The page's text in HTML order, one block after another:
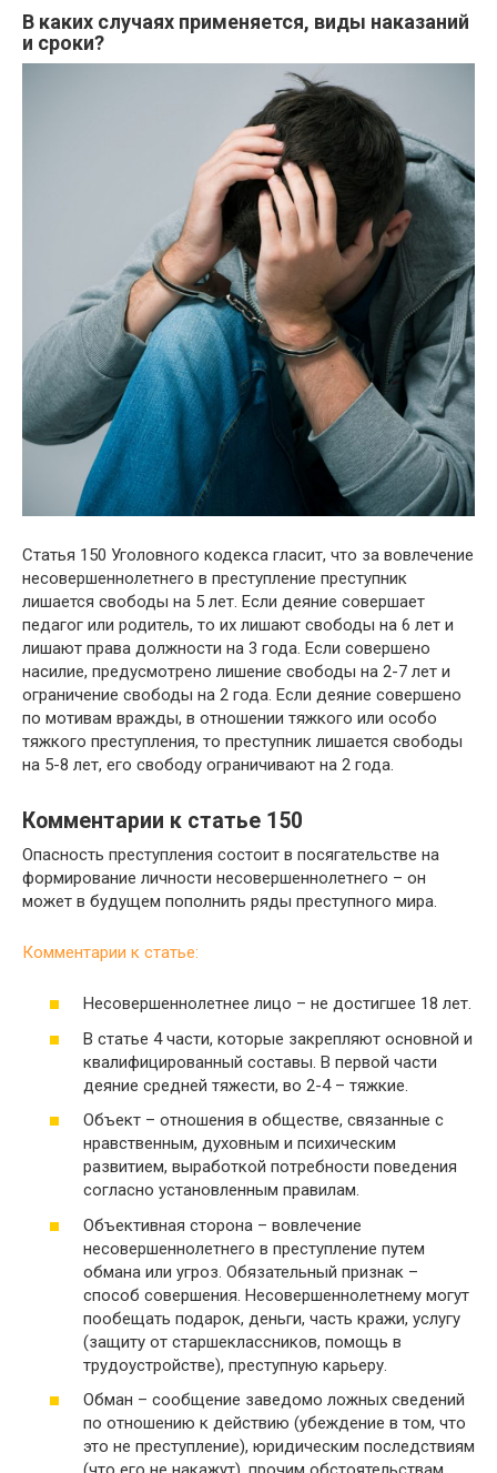
В каких случаях применяется, виды наказаний
и сроки?
Статья 150 Уголовного кодекса гласит, что за вовлечение
несовершеннолетнего в преступление преступник
лишается свободы на 5 лет. Если деяние совершает
педагог или родитель, то их лишают свободы на 6 лет и
лишают права должности на 3 года. Если совершено
насилие, предусмотрено лишение свободы на 2-7 лет и
ограничение свободы на 2 года. Если деяние совершено
по мотивам вражды, в отношении тяжкого или особо
тяжкого преступления, то преступник лишается свободы
на 5-8 лет, его свободу ограничивают на 2 года.
Комментарии к статье 150
Опасность преступления состоит в посягательстве на
формирование личности несовершеннолетнего – он
может в будущем пополнить ряды преступного мира.
Комментарии к статье:
Несовершеннолетнее лицо – не достигшее 18 лет.
В статье 4 части, которые закрепляют основной и
квалифицированный составы. В первой части
деяние средней тяжести, во 2-4 – тяжкие.
Объект – отношения в обществе, связанные с
нравственным, духовным и психическим
развитием, выработкой потребности поведения
согласно установленным правилам.
Объективная сторона – вовлечение
несовершеннолетнего в преступление путем
обмана или угроз. Обязательный признак –
способ совершения. Несовершеннолетнему могут
пообещать подарок, деньги, часть кражи, услугу
(защиту от старшеклассников, помощь в
трудоустройстве), преступную карьеру.
Обман – сообщение заведомо ложных сведений
по отношению к действию (убеждение в том, что
это не преступление), юридическим последствиям